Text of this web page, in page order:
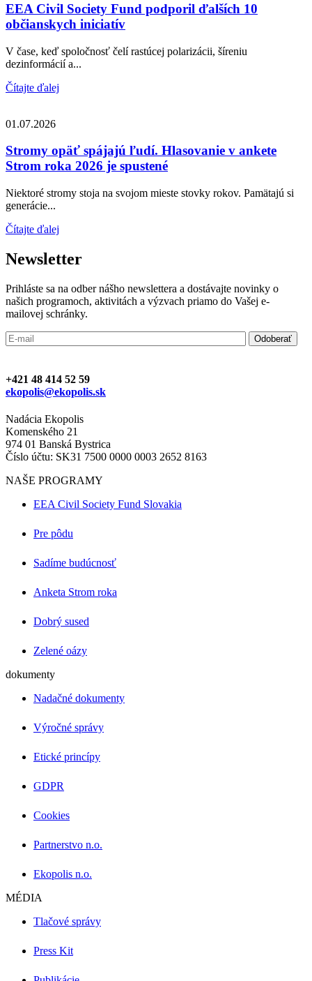
EEA Civil Society Fund podporil ďalších 10
občianskych iniciatív
V čase, keď spoločnosť čelí rastúcej polarizácii, šíreniu
dezinformácií a...
Čítajte ďalej
01.07.2026
Stromy opäť spájajú ľudí. Hlasovanie v ankete
Strom roka 2026 je spustené
Niektoré stromy stoja na svojom mieste stovky rokov. Pamätajú si
generácie...
Čítajte ďalej
Newsletter
Prihláste sa na odber nášho newslettera a dostávajte novinky o
našich programoch, aktivitách a výzvach priamo do Vašej e-
mailovej schránky.
+421 48 414 52 59
ekopolis@ekopolis.sk
Nadácia Ekopolis
Komenského 21
974 01 Banská Bystrica
Číslo účtu: SK31 7500 0000 0003 2652 8163
NAŠE PROGRAMY
EEA Civil Society Fund Slovakia
Pre pôdu
Sadíme budúcnosť
Anketa Strom roka
Dobrý sused
Zelené oázy
dokumenty
Nadačné dokumenty
Výročné správy
Etické princípy
GDPR
Cookies
Partnerstvo n.o.
Ekopolis n.o.
MÉDIA
Tlačové správy
Press Kit